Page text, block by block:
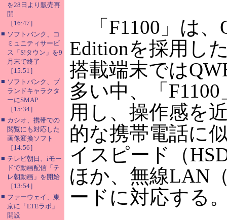
を28日より販売再
開
［16:47］
■ ソフトバンク、コ
ミュニティサービ
ス「S!タウン」を9
月末で終了
［15:51］
■ ソフトバンク、ブ
ランドキャラクタ
ーにSMAP
［15:34］
■ カシオ、携帯での
閲覧にも対応した
画像変換ソフト
［14:56］
■ テレビ朝日、iモー
ドで動画配信「テ
レ朝動画」を開始
［13:54］
■ ファーウェイ、東
京に「LTEラボ」
開設
「F1100」は、
Editionを採用し
搭載端末では
多い中、「
用し、操作感を
的な携帯電話に
イスピード（
ほか、無線LAN
ードに対応する